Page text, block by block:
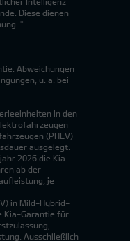
Diese dienen
*
Abweichungen
u. a. bei
in den
(PHEV)
ausgelegt.
2026 die Kia-
ab der
je
in Mild-Hybrid-
Kia-Garantie für
Ausschließlich